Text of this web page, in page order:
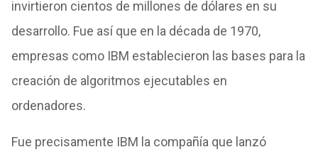
invirtieron cientos de millones de dólares en su
desarrollo. Fue así que en la década de 1970,
empresas como IBM establecieron las bases para la
creación de algoritmos ejecutables en
ordenadores.
Fue precisamente IBM la compañía que lanzó